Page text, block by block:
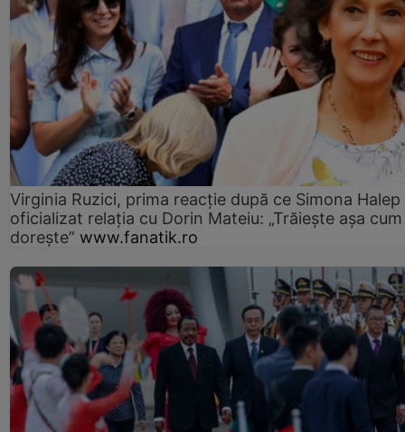
Virginia Ruzici, prima reacție după ce Simona Halep
oficializat relația cu Dorin Mateiu: „Trăiește așa cum
dorește” www.fanatik.ro